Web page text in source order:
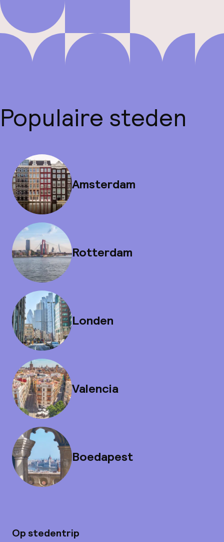
Populaire steden
Amsterdam
Rotterdam
Londen
Valencia
Boedapest
Op stedentrip